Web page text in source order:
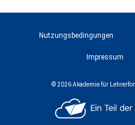
Nutzungsbedingungen
Impressum
© 2026 Akademie für